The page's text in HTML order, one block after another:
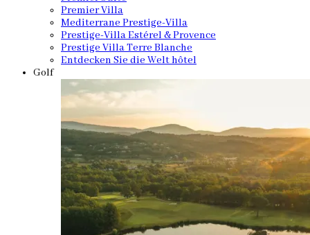
Premier Villa
Mediterrane Prestige-Villa
Prestige-Villa Estérel & Provence
Prestige Villa Terre Blanche
Entdecken Sie die Welt hôtel
Golf